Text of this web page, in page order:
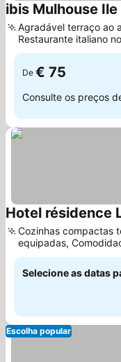
ibis Mulhouse
Agradável terraço ao
Restaurante italiano
De € 75
Consulte os preços
Hotel résidence
Cozinhas compactas
equipadas,
famílias
Selecione as datas
Escolha popular